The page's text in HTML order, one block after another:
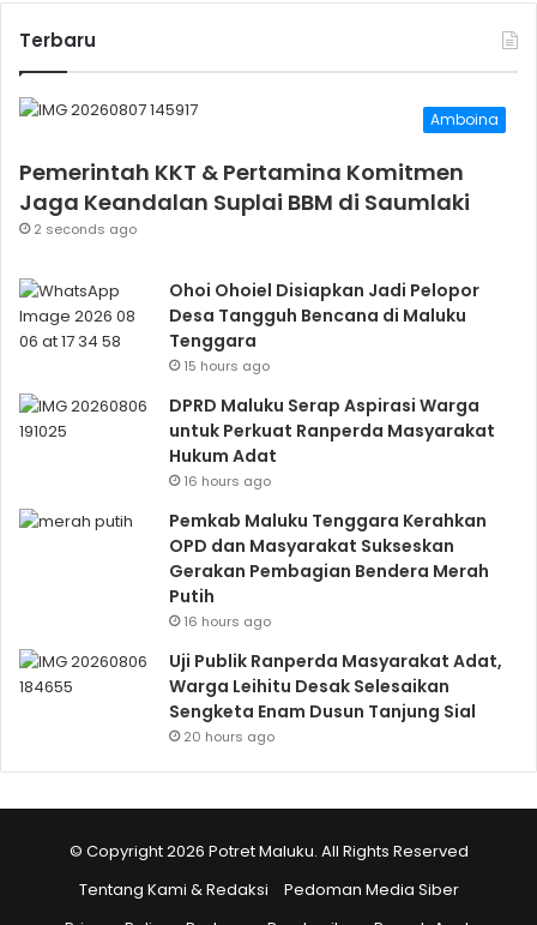
Terbaru
Amboina
Pemerintah KKT & Pertamina Komitmen
Jaga Keandalan Suplai BBM di Saumlaki
2 seconds ago
Ohoi Ohoiel Disiapkan Jadi Pelopor
Desa Tangguh Bencana di Maluku
Tenggara
15 hours ago
DPRD Maluku Serap Aspirasi Warga
untuk Perkuat Ranperda Masyarakat
Hukum Adat
16 hours ago
Pemkab Maluku Tenggara Kerahkan
OPD dan Masyarakat Sukseskan
Gerakan Pembagian Bendera Merah
Putih
16 hours ago
Uji Publik Ranperda Masyarakat Adat,
Warga Leihitu Desak Selesaikan
Sengketa Enam Dusun Tanjung Sial
20 hours ago
© Copyright 2026 Potret Maluku. All Rights Reserved
Tentang Kami & Redaksi
Pedoman Media Siber